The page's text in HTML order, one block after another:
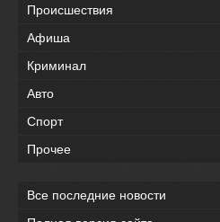
Происшествия
Афиша
Криминал
Авто
Спорт
Прочее
Все последние новости